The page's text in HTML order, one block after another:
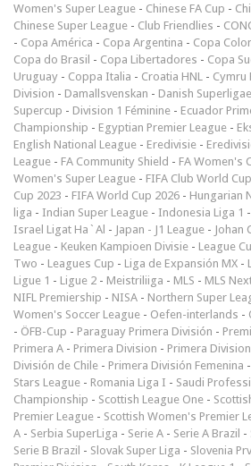
Women's Super League - Chinese FA Cup -
Chinese Super League - Club Friendlies -
- Copa América - Copa Argentina - Copa
Copa do Brasil - Copa Libertadores - Copa
Uruguay - Coppa Italia - Croatia HNL - Cymru
Division - Damallsvenskan - Danish
Supercup - Division 1 Féminine - Ecuador
Championship - Egyptian Premier League -
English National League - Eredivisie -
League - FA Community Shield - FA Women's
Women's Super League - FIFA Club World Cup
Cup 2023 - FIFA World Cup 2026 - Hungarian
liga - Indian Super League - Indonesia Liga 1 -
Israel Ligat Ha`Al - Japan - J1 League - Johan
League - Keuken Kampioen Divisie - League
Two - Leagues Cup - Liga de Expansión MX -
Ligue 1 - Ligue 2 - Meistriliiga - MLS - MLS
NIFL Premiership - NISA - Northern Super
Women's Soccer League - Oefen-interlands -
- ÖFB-Cup - Paraguay Primera División -
Primera A - Primera Division - Primera
División de Chile - Primera División Femenina -
Stars League - Romania Liga I - Saudi
Championship - Scottish League One -
Premier League - Scottish Women's Premier
A - Serbia SuperLiga - Serie A - Serie A Brazil -
Serie B Brazil - Slovak Super Liga - Slovenia